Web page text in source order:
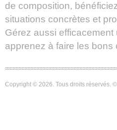
de composition,
situations concrètes et
Gérez aussi efficacement
apprenez à faire les
Copyright © 2026. Tous droits réservés.